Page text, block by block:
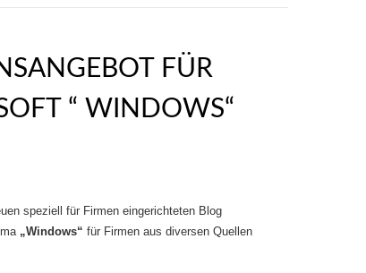
FÜR
“ WINDOWS“
speziell für Firmen eingerichteten Blog
„Windows“ für Firmen aus diversen Quellen